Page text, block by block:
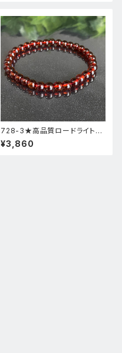
728-3★高品質ロードライトガ
ーネット★天然石ブレスレットパ
ワーストーン新品
¥3,860